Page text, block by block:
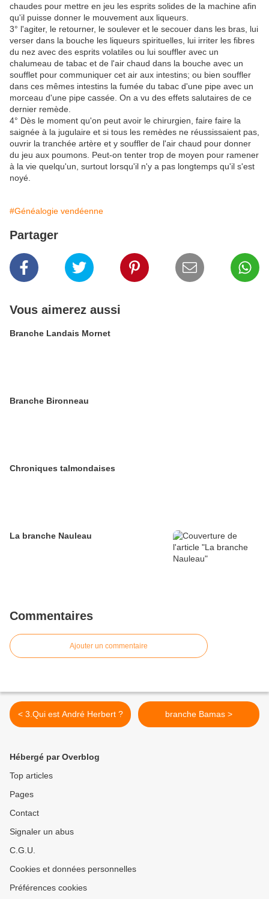
chaudes pour mettre en jeu les esprits solides de la machine afin
qu'il puisse donner le mouvement aux liqueurs.
3° l'agiter, le retourner, le soulever et le secouer dans les bras, lui
verser dans la bouche les liqueurs spirituelles, lui irriter les fibres
du nez avec des esprits volatiles ou lui souffler avec un
chalumeau de tabac et de l'air chaud dans la bouche avec un
soufflet pour communiquer cet air aux intestins; ou bien souffler
dans ces mêmes intestins la fumée du tabac d'une pipe avec un
morceau d'une pipe cassée. On a vu des effets salutaires de ce
dernier remède.
4° Dès le moment qu'on peut avoir le chirurgien, faire faire la
saignée à la jugulaire et si tous les remèdes ne réussissaient pas,
ouvrir la tranchée artère et y souffler de l'air chaud pour donner
du jeu aux poumons. Peut-on tenter trop de moyen pour ramener
à la vie quelqu'un, surtout lorsqu'il n'y a pas longtemps qu'il s'est
noyé.
#Généalogie vendéenne
Partager
Vous aimerez aussi
Branche Landais Mornet
Branche Bironneau
Chroniques talmondaises
La branche Nauleau
Commentaires
Ajouter un commentaire
< 3.Qui est André Herbert ? branche Bamas >
Hébergé par Overblog
Top articles
Pages
Contact
Signaler un abus
C.G.U.
Cookies et données personnelles
Préférences cookies